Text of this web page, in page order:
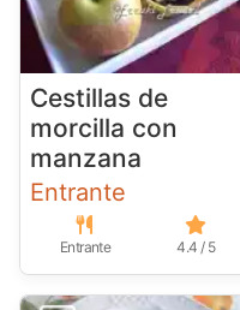
Cestillas de
morcilla con
manzana
Entrante
Entrante 4.4 / 5